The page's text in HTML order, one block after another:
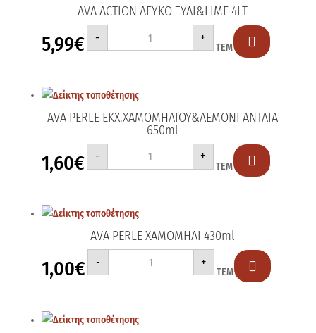
AVA ACTION ΛΕΥΚΟ ΞΥΔΙ&LIME 4LT
5,99€ -
AVA
ΛΕΥΚΟ
+
ΤΕΜ 
AVA PERLE ΕΚΧ.ΧΑΜΟΜΗΛΙΟΥ&ΛΕΜΟΝΙ ΑΝΤΛΙΑ
650ml
1,60€ -
AVA
ΕΚΧ.ΧΑΜΟΜΗΛΙΟΥ&ΛΕΜΟΝΙ
+
ΤΕΜ 
AVA PERLE ΧΑΜΟΜΗΛΙ 430ml
1,00€ -
AVA
ΧΑΜΟΜΗΛΙ
+
ΤΕΜ 